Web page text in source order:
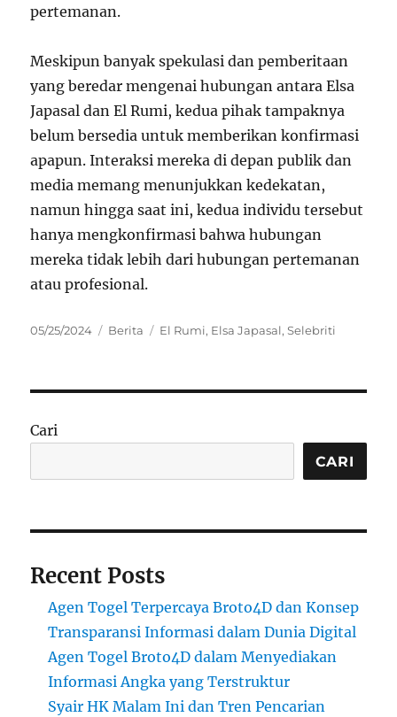
pertemanan.
Meskipun banyak spekulasi dan pemberitaan
yang beredar mengenai hubungan antara Elsa
Japasal dan El Rumi, kedua pihak tampaknya
belum bersedia untuk memberikan konfirmasi
apapun. Interaksi mereka di depan publik dan
media memang menunjukkan kedekatan,
namun hingga saat ini, kedua individu tersebut
hanya mengkonfirmasi bahwa hubungan
mereka tidak lebih dari hubungan pertemanan
atau profesional.
Posted
05/25/2024 Categories
Berita Tags
El Rumi, Elsa Japasal,Selebriti
Cari
CARI
Recent Posts
Agen Togel Terpercaya Broto4D dan Konsep
Transparansi Informasi dalam Dunia Digital
Agen Togel Broto4D dalam Menyediakan
Informasi Angka yang Terstruktur
Syair HK Malam Ini dan Tren Pencarian